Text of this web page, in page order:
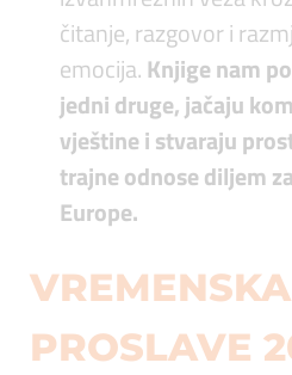
čitanje, razgovor i
emocija.Knjige nam
jedni druge, jačaju
vještine i stvaraju
trajne odnose diljem
Europe.
PROSLAVE